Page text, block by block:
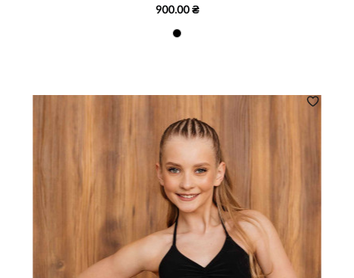
900.00 ₴